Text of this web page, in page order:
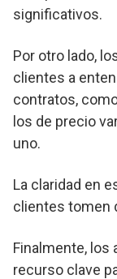
significativos.
Por otro lado,
clientes a
contratos,
los de precio
uno.
La claridad en
clientes tomen
Finalmente,
recurso clave